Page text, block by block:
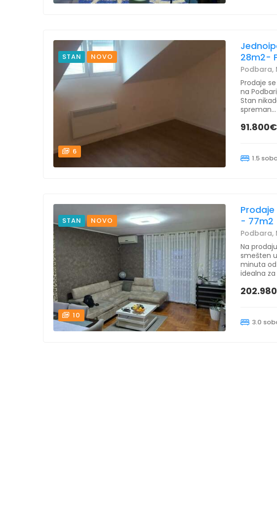
STAN NOVO
6
28m2-
Podbara,
Prodaje
na
Stan
spreman...
91.800€
1.5
STAN NOVO
10
- 77m2
Podbara,
Na
smešten
minuta
idealna za
3.0